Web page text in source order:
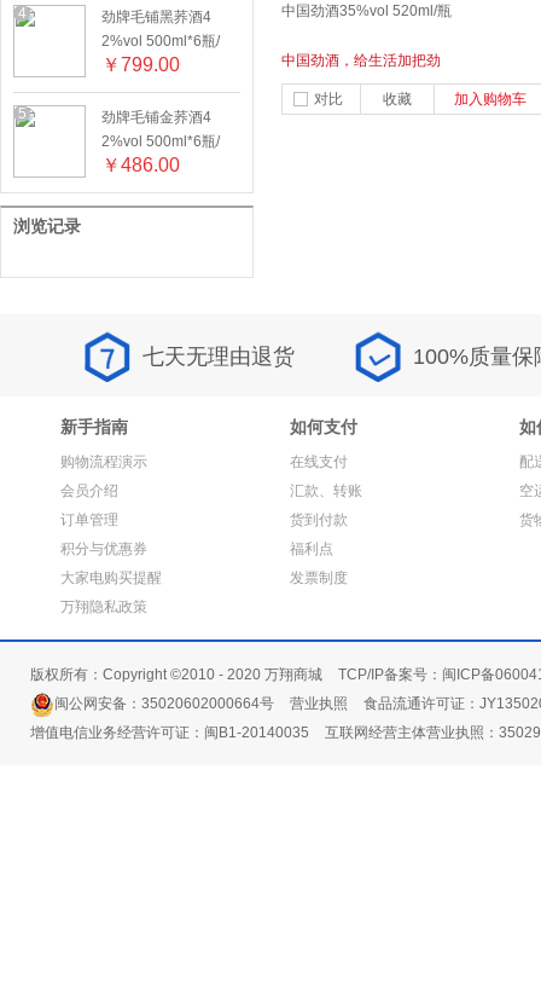
4
劲牌毛铺黑荞酒4
2%vol 500ml*6瓶/
箱
￥799.00
5
劲牌毛铺金荞酒4
2%vol 500ml*6瓶/
箱
￥486.00
浏览记录
中国劲酒35%vol 520ml/瓶
中国劲酒，给生活加把劲
对比 收藏 加入购物车
七天无理由退货 100%质量保
新手指南
购物流程演示
会员介绍
订单管理
积分与优惠券
大家电购买提醒
万翔隐私政策
如何支付
在线支付
汇款、转账
货到付款
福利点
发票制度
如
配
空
货
版权所有：Copyright ©2010 - 2020 万翔商城
TCP/IP备案号：闽ICP备
闽公网安备：35020602000664号
营业执照
食品流通许可证：
增值电信业务经营许可证：闽B1-20140035
互联网经营主体营业执照：